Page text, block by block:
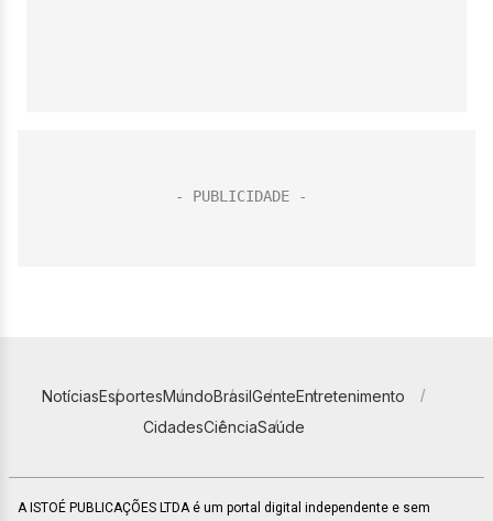
NotíciasEsportesMundoBrasilGenteEntretenimento
CidadesCiênciaSaúde
A ISTOÉ PUBLICAÇÕES LTDA é um portal digital independente e sem